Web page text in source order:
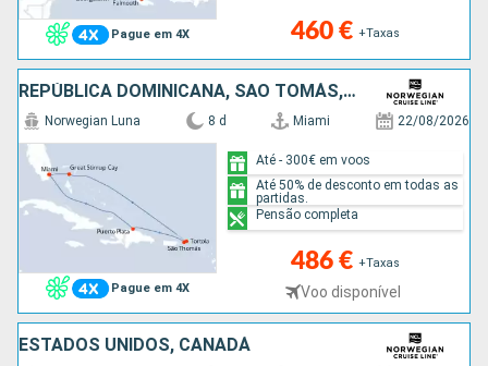
Pague em 4X 460 € +Taxas
REPÚBLICA DOMINICANA, SÃO TOMÁS, TORTOLA, BAHAMAS, ESTADOS UNIDOS
Pague em 4X
Norwegian Luna 8 d Miami 22/08/2026
486 € +Taxas
Voo disponível
Até - 300€ em voos
Até 50% de desconto em todas as
partidas.
Pensão completa
ESTADOS UNIDOS, CANADÁ